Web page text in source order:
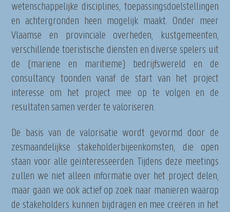
wetenschappelijke disciplines, toepassingsdoelstellingen
en achtergronden heen mogelijk maakt. Onder meer
Vlaamse en provinciale overheden, kustgemeenten,
verschillende toeristische diensten en diverse spelers uit
de (mariene en maritieme) bedrijfswereld en de
consultancy toonden vanaf de start van het project
interesse om het project mee op te volgen en de
resultaten samen verder te valoriseren.
De basis van de valorisatie wordt gevormd door de
zesmaandelijkse stakeholderbijeenkomsten, die open
staan voor alle geïnteresseerden. Tijdens deze meetings
zullen we niet alleen informatie over het project delen,
maar gaan we ook actief op zoek naar manieren waarop
de stakeholders kunnen bijdragen en mee creëren in het